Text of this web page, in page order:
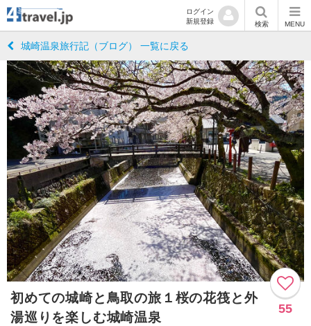
ログイン
新規登録
検索 MENU
城崎温泉旅行記（ブログ） 一覧に戻る
初めての城崎と鳥取の旅１桜の花筏と外
湯巡りを楽しむ城崎温泉
55